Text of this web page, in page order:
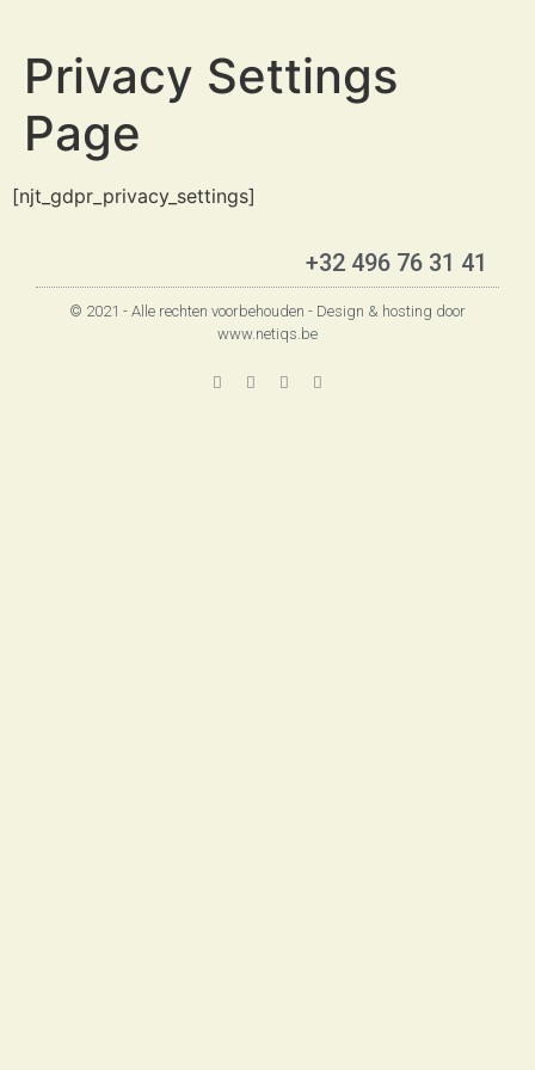
Privacy Settings
Page
[njt_gdpr_privacy_settings]
+32 496 76 31 41
© 2021 - Alle rechten voorbehouden - Design & hosting door
www.netiqs.be